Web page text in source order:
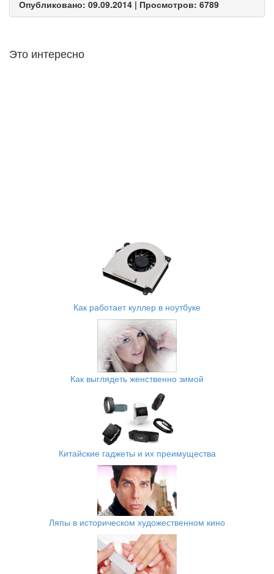
Опубликовано: 09.09.2014 | Просмотров: 6789
Это интересно
Как работает куллер в ноутбуке
Как выглядеть женственно зимой
Китайские гаджеты и их преимущества
Ляпы в историческом художественном кино